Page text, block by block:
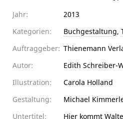
Jahr:
2013
Kategorien:
Buchgestaltung,
Auftraggeber: Thienemann
Autor:
Edith Schreiber-
Illustration:
Carola Holland
Gestaltung:
Michael
Untertitel:
Hier kommt